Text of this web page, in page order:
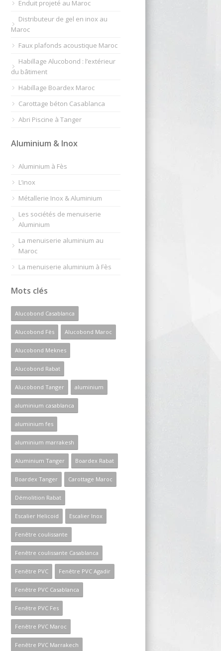
Enduit projeté au Maroc
Distributeur de gel en inox au
Maroc
Faux plafonds acoustique Maroc
Habillage Alucobond : l’extérieur
du bâtiment
Habillage Boardex Maroc
Carottage béton Casablanca
Abri Piscine à Tanger
Aluminium & Inox
Aluminium à Fès
L’inox
Métallerie Inox & Aluminium
Les sociétés de menuiserie
Aluminium
La menuiserie aluminium au
Maroc
La menuiserie aluminium à Fès
Mots clés
Alucobond Casablanca
Alucobond Fès Alucobond Maroc
Alucobond Meknes
Alucobond Rabat
Alucobond Tanger aluminium
aluminium casablanca
aluminium fes
aluminium marrakesh
Aluminium Tanger Boardex Rabat
Boardex Tanger Carottage Maroc
Démolition Rabat
Escalier Helicoid Escalier Inox
Fenêtre coulissante
Fenêtre coulissante Casablanca
Fenêtre PVC Fenêtre PVC Agadir
Fenêtre PVC Casablanca
Fenêtre PVC Fes
Fenêtre PVC Maroc
Fenêtre PVC Marrakech